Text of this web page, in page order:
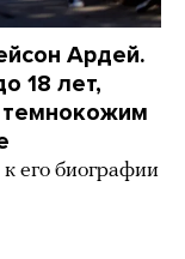
Ардей.
18 лет,
его биографии